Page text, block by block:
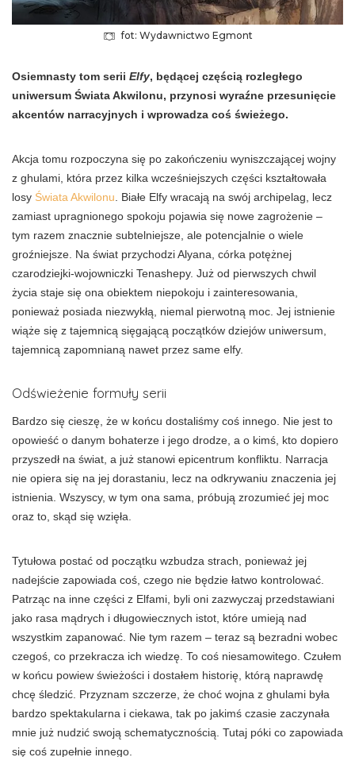
fot: Wydawnictwo Egmont
Osiemnasty tom serii Elfy, będącej częścią rozległego
uniwersum Świata Akwilonu, przynosi wyraźne przesunięcie
akcentów narracyjnych i wprowadza coś świeżego.
Akcja tomu rozpoczyna się po zakończeniu wyniszczającej wojny
z ghulami, która przez kilka wcześniejszych części kształtowała
losy Świata Akwilonu. Białe Elfy wracają na swój archipelag, lecz
zamiast upragnionego spokoju pojawia się nowe zagrożenie –
tym razem znacznie subtelniejsze, ale potencjalnie o wiele
groźniejsze. Na świat przychodzi Alyana, córka potężnej
czarodziejki-wojowniczki Tenashepy. Już od pierwszych chwil
życia staje się ona obiektem niepokoju i zainteresowania,
ponieważ posiada niezwykłą, niemal pierwotną moc. Jej istnienie
wiąże się z tajemnicą sięgającą początków dziejów uniwersum,
tajemnicą zapomnianą nawet przez same elfy.
Odświeżenie formuły serii
Bardzo się cieszę, że w końcu dostaliśmy coś innego. Nie jest to
opowieść o danym bohaterze i jego drodze, a o kimś, kto dopiero
przyszedł na świat, a już stanowi epicentrum konfliktu. Narracja
nie opiera się na jej dorastaniu, lecz na odkrywaniu znaczenia jej
istnienia. Wszyscy, w tym ona sama, próbują zrozumieć jej moc
oraz to, skąd się wzięła.
Tytułowa postać od początku wzbudza strach, ponieważ jej
nadejście zapowiada coś, czego nie będzie łatwo kontrolować.
Patrząc na inne części z Elfami, byli oni zazwyczaj przedstawiani
jako rasa mądrych i długowiecznych istot, które umieją nad
wszystkim zapanować. Nie tym razem – teraz są bezradni wobec
czegoś, co przekracza ich wiedzę. To coś niesamowitego. Czułem
w końcu powiew świeżości i dostałem historię, którą naprawdę
chcę śledzić. Przyznam szczerze, że choć wojna z ghulami była
bardzo spektakularna i ciekawa, tak po jakimś czasie zaczynała
mnie już nudzić swoją schematycznością. Tutaj póki co zapowiada
się coś zupełnie innego.